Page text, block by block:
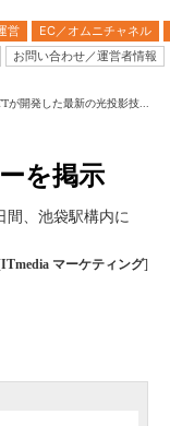
営 EC／オムニチャネル
お問い合わせ／運営者情報
が開発した最新の光投影技...
を掲示
間、池袋駅構内に
ITmedia マーケティング]